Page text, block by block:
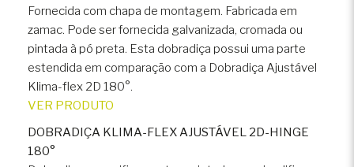
Fornecida com chapa de montagem. Fabricada em
zamac. Pode ser fornecida galvanizada, cromada ou
pintada à pó preta. Esta dobradiça possui uma parte
estendida em comparação com a Dobradiça Ajustável
Klima-flex 2D 180°.
VER PRODUTO
DOBRADIÇA KLIMA-FLEX AJUSTÁVEL 2D-HINGE
180°